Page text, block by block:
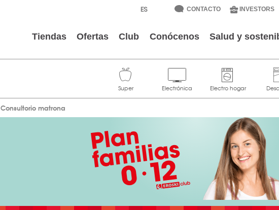
CONTACTO INVESTORS
Tiendas Ofertas Club Conócenos Salud y
Consultorio matrona